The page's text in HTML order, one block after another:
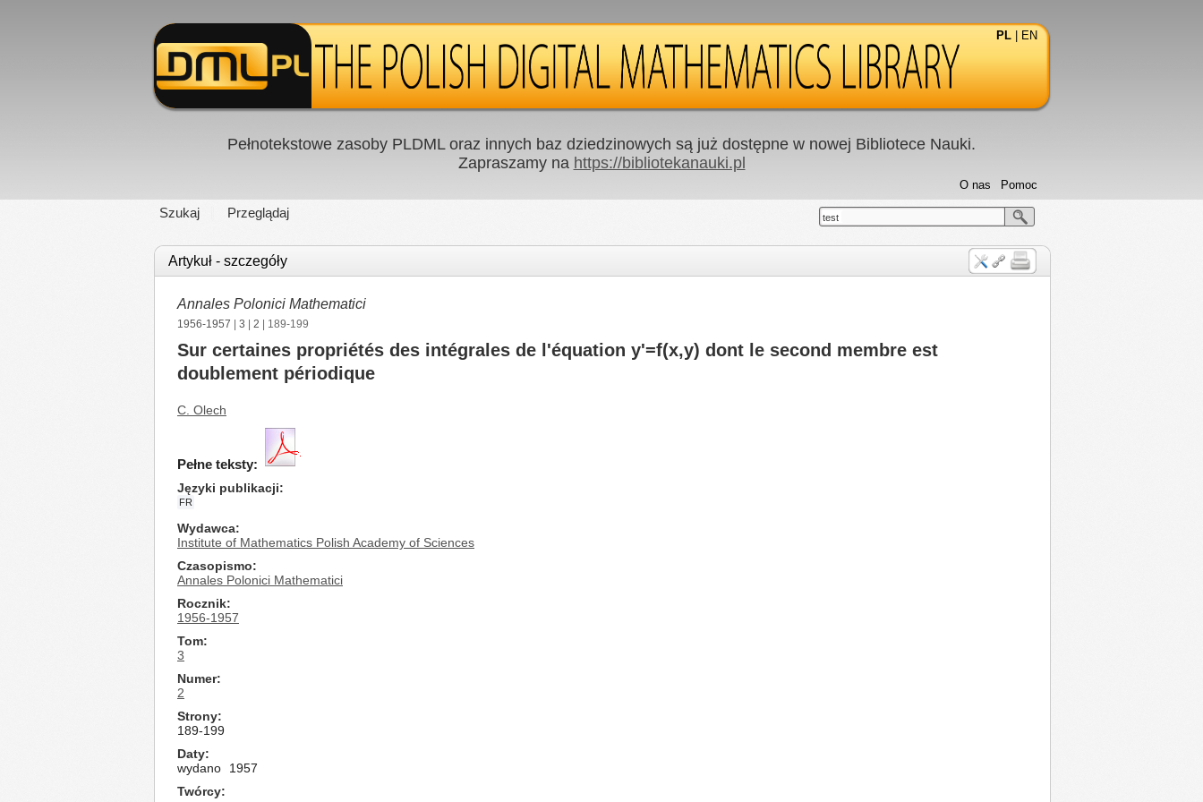
PL EN
Pełnotekstowe zasoby PLDML oraz innych baz dziedzinowych są już dostępne w nowej Bibliotece Nauki.
Zapraszamy na https://bibliotekanauki.pl
Szukaj Przeglądaj
Pomoc
O nas
test
Artykuł - szczegóły
Annales Polonici Mathematici
1956-1957 3 2 | 189-199
Sur certaines propriétés des intégrales de l'équation y'=f(x,y) dont le second membre est
doublement périodique
C. Olech
Pełne teksty:
Języki publikacji
FR
Wydawca
Institute of Mathematics Polish Academy of Sciences
Czasopismo
Annales Polonici Mathematici
Rocznik
1956-1957
Tom
3
Numer
2
Strony
189-199
Daty
wydano
1957
Twórcy